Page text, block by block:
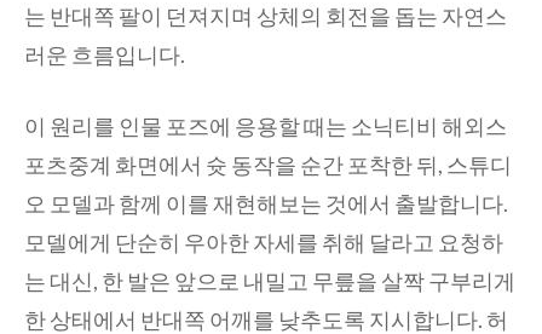
는 반대쪽 팔이 던져지며 상체의 회전을 돕는 자연스
러운 흐름입니다.
이 원리를 인물 포즈에 응용할 때는 소닉티비 해외스
포츠중계 화면에서 슛 동작을 순간 포착한 뒤, 스튜디
오 모델과 함께 이를 재현해보는 것에서 출발합니다.
모델에게 단순히 우아한 자세를 취해 달라고 요청하
는 대신, 한 발은 앞으로 내밀고 무릎을 살짝 구부리게
한 상태에서 반대쪽 어깨를 낮추도록 지시합니다. 허